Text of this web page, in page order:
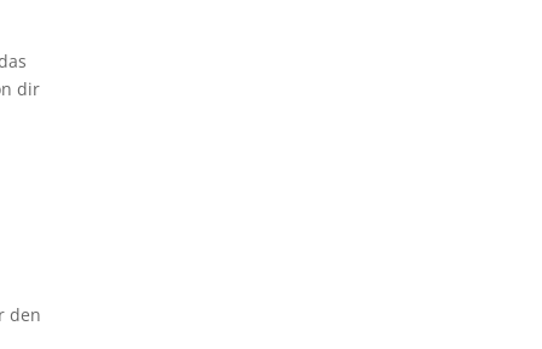
dir
den